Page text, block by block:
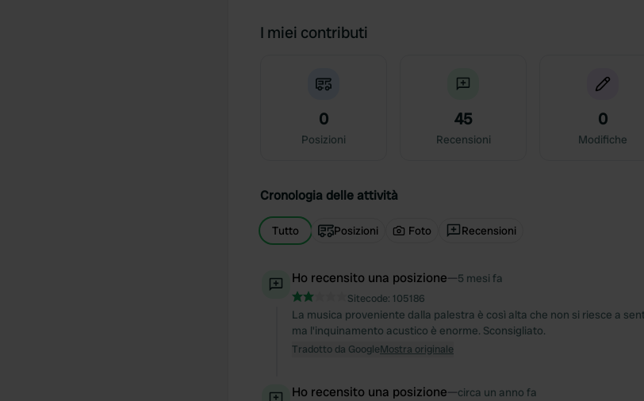
I miei contributi
0
Posizioni
45
Recensioni
0
Modifiche
Cronologia delle attività
Tutto Posizioni Foto Recensioni
Ho recensito una posizione—5 mesi fa
Sitecode: 105186
La musica proveniente dalla palestra è così alta che non si riesce a
ma l'inquinamento acustico è enorme. Sconsigliato.
Tradotto da GoogleMostra originale
Ho recensito una posizione—circa un anno fa